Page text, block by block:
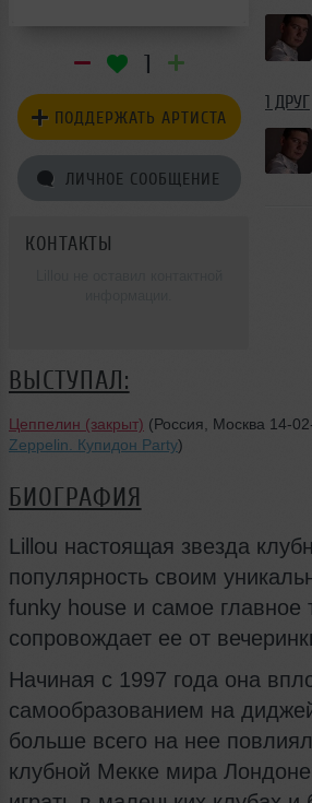
1
ПОДДЕРЖАТЬ АРТИСТА
ЛИЧНОЕ СООБЩЕНИЕ
КОНТАКТЫ
1 ДРУГ
ВЫСТУПАЛ:
Цеппелин (закрыт) (Россия, Москва 14-
Zeppelin. Купидон Party)
БИОГРАФИЯ
Lillou настоящая звезда
популярность своим
funky house и самое главное
сопровождает ее от
Начиная с 1997 года она
самообразованием на
больше всего на нее
клубной Мекке мира